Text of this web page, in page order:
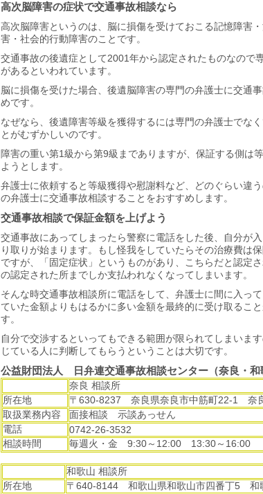
高次脳障害の症状で交通事故相談なら
高次脳障害というのは、脳に損傷を受けておこる記憶障害
害・社会的行動障害のことです。
交通事故の後遺症として2001年から認定されたものなので
があるといわれています。
脳に損傷を受けた場合、後遺脳障害の専門の弁護士に交通
めです。
なぜなら、後遺障害等級を獲得するには専門の弁護士でな
とがむずかしいのです。
障害の重い第1級から第9級までありますが、保証する側は
ようとします。
弁護士に依頼すると等級獲得や慰謝料など、どのぐらい違
の弁護士に交通事故相談することをおすすめします。
交通事故相談で保証金額を上げよう
交通事故にあってしまったら警察に電話をした後、自分が
り取りが始まります。もし怪我をしていたらその治療費は
ですが、「固定症状」というものがあり、こちらだと認定
の認定された所までしか支払われなくなってしまいます。
そんな時交通事故相談所に電話をして、弁護士に間に入っ
ていた金額よりもはるかに多い金額を最終的に受け取るこ
す。
自分で交渉するといってもできる範囲が限られてしまいま
じている人に判断してもらうということは大切です。
公益財団法人 日弁連交通事故相談センター（奈良・和
奈良 相談所
所在地
〒630-8237 奈良県奈良市中筋町22-1 奈
取扱業務内容
面接相談 示談あっせん
電話
0742-26-3532
相談時間
毎週火・金 9:30～12:00 13:30～16:00
和歌山 相談所
所在地
〒640-8144 和歌山県和歌山市四番丁5 和